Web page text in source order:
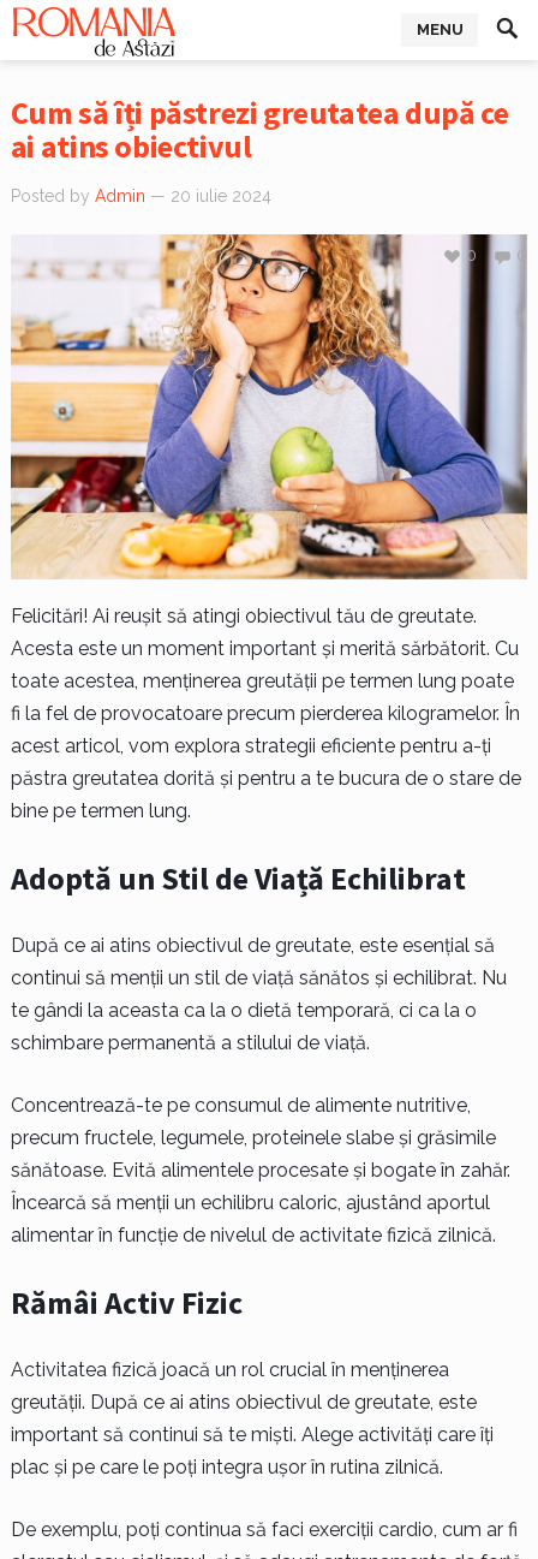
MENU
Cum să îți păstrezi greutatea după ce
ai atins obiectivul
Posted by Admin — 20 iulie 2024
0
0
Felicitări! Ai reușit să atingi obiectivul tău de greutate.
Acesta este un moment important și merită sărbătorit. Cu
toate acestea, menținerea greutății pe termen lung poate
fi la fel de provocatoare precum pierderea kilogramelor. În
acest articol, vom explora strategii eficiente pentru a-ți
păstra greutatea dorită și pentru a te bucura de o stare de
bine pe termen lung.
Adoptă un Stil de Viață Echilibrat
După ce ai atins obiectivul de greutate, este esențial să
continui să menții un stil de viață sănătos și echilibrat. Nu
te gândi la aceasta ca la o dietă temporară, ci ca la o
schimbare permanentă a stilului de viață.
Concentrează-te pe consumul de alimente nutritive,
precum fructele, legumele, proteinele slabe și grăsimile
sănătoase. Evită alimentele procesate și bogate în zahăr.
Încearcă să menții un echilibru caloric, ajustând aportul
alimentar în funcție de nivelul de activitate fizică zilnică.
Rămâi Activ Fizic
Activitatea fizică joacă un rol crucial în menținerea
greutății. După ce ai atins obiectivul de greutate, este
important să continui să te miști. Alege activități care îți
plac și pe care le poți integra ușor în rutina zilnică.
De exemplu, poți continua să faci exerciții cardio, cum ar fi